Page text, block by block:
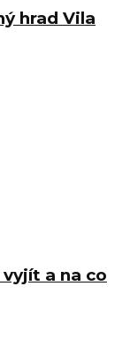
hrad Vila
a na co